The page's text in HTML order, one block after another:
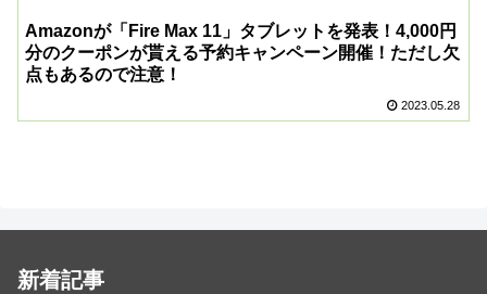
Amazonが「Fire Max 11」タブレットを発表！4,000円
分のクーポンが貰える予約キャンペーン開催！ただし欠
点もあるので注意！
2023.05.28
新着記事